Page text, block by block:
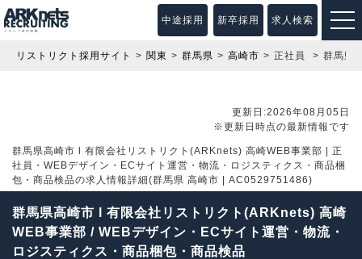
求人検索
新卒採用
中途採用
リストリクト採用サイト 関東 群馬県 高崎市 正社員 群馬県
更新日:2026年08月05日
※更新日時点の最新情報です
群馬県高崎市 l 有限会社リストリクト(ARKnets) 高崎WEB事業部 | 正
社員・WEBデザイン・ECサイト運営・物流・ロジスティクス・商品梱
包・商品検品の求人情報詳細(群馬県 高崎市 | AC0529751486)
群馬県高崎市 l 有限会社リストリクト(ARKnets) 高崎
WEB事業部 / WEBデザイン・ECサイト運営・物流・
ロジスティクス・商品梱包・商品検品